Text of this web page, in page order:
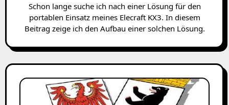
Schon lange suche ich nach einer Lösung für den
portablen Einsatz meines Elecraft KX3. In diesem
Beitrag zeige ich den Aufbau einer solchen Lösung.